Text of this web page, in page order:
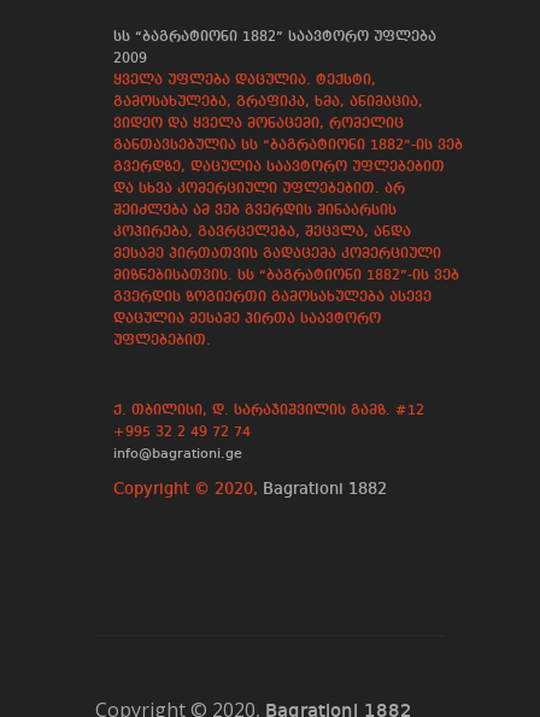
სს “ბაგრატიონი 1882” საავტორო უფლება
2009
ყველა უფლება დაცულია. ტექსტი,
გამოსახულება, გრაფიკა, ხმა, ანიმაცია,
ვიდეო და ყველა მონაცემი, რომელიც
განთავსებულია სს “ბაგრატიონი 1882”-ის ვებ
გვერდზე, დაცულია საავტორო უფლებებით
და სხვა კომერციული უფლებებით. არ
შეიძლება ამ ვებ გვერდის შინაარსის
კოპირება, გავრცელება, შეცვლა, ანდა
მესამე პირთათვის გადაცემა კომერციული
მიზნებისათვის. სს “ბაგრატიონი 1882”-ის ვებ
გვერდის ზოგიერთი გამოსახულება ასევე
დაცულია მესამე პირთა საავტორო
უფლებებით.
ქ. თბილისი, დ. სარაჯიშვილის გამზ. #12
+995 32 2 49 72 74
info@bagrationi.ge
Copyright © 2020, Bagrationi 1882
Copyright © 2020, Bagrationi 1882